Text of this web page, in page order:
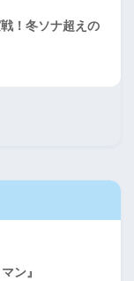
！冬ソナ超えの
ン』